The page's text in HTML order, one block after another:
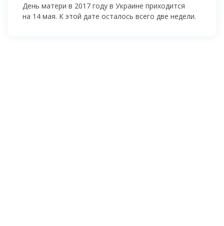
День матери в 2017 году в Украине приходится
на 14 мая. К этой дате осталось всего две недели.